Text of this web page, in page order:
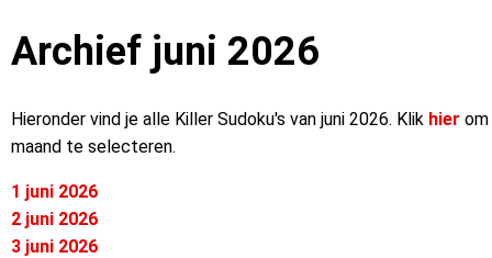
Archief juni 2026
Hieronder vind je alle Killer Sudoku's van juni 2026. Klik hier om
maand te selecteren.
1 juni 2026
2 juni 2026
3 juni 2026